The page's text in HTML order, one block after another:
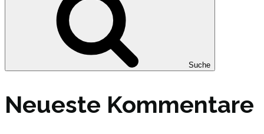
Suche
Neueste Kommentare